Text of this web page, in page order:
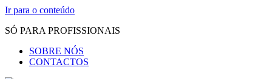
Ir para o conteúdo
SÓ PARA PROFISSIONAIS
SOBRE NÓS
CONTACTOS